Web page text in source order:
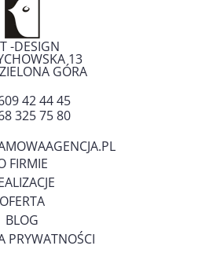
-DESIGN
13
ZIELONA GÓRA
42 44 45
325 75 80
FIRMIE
OFERTA
BLOG
PRYWATNOŚCI